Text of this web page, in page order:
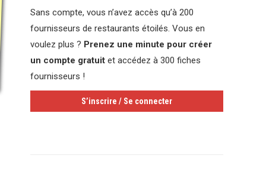
Sans compte, vous n’avez accès qu’à 200
fournisseurs de restaurants étoilés. Vous en
voulez plus ? Prenez une minute pour créer
un compte gratuit et accédez à 300 fiches
fournisseurs !
S’inscrire / Se connecter